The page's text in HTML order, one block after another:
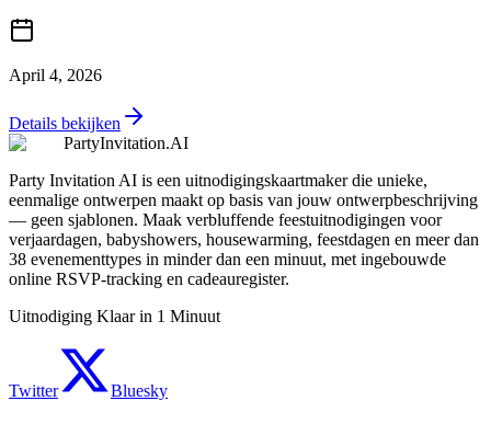
April 4, 2026
Details bekijken
PartyInvitation.AI
Party Invitation AI is een uitnodigingskaartmaker die unieke,
eenmalige ontwerpen maakt op basis van jouw ontwerpbeschrijving
— geen sjablonen. Maak verbluffende feestuitnodigingen voor
verjaardagen, babyshowers, housewarming, feestdagen en meer dan
38 evenementtypes in minder dan een minuut, met ingebouwde
online RSVP-tracking en cadeauregister.
Uitnodiging Klaar in 1 Minuut
Twitter Bluesky